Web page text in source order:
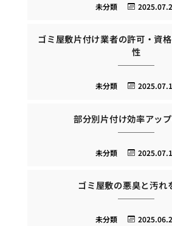
未分類
ゴミ屋敷片付け業者の許可・資
性
未分類
部分別片付け効率アッ
未分類
ゴミ屋敷の悪臭と汚れ
未分類